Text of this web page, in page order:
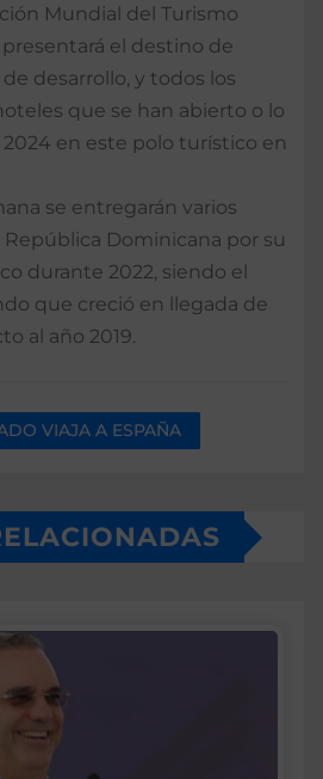
Mundial del Turismo
presentará el destino de
desarrollo, y todos los
que se han abierto o lo
2024 en este polo turístico en
se entregarán varios
Dominicana por su
durante 2022, siendo el
que creció en llegada de
al año 2019.
VIAJA A ESPAÑA